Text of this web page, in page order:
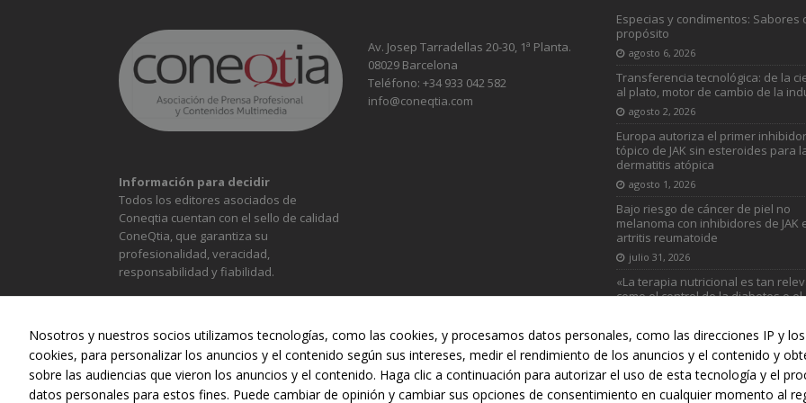
Información para decidir
Todos los editores asociados de
Coneqtia cuentan con el sello de calidad
ConeQtia, que garantiza su
profesionalidad, veracidad,
responsabilidad y fiabilidad.
Av. Josep Tarradellas 20-30, 1ª Planta.
08029 Barcelona
Teléfono: +34 933 042 582
info@coneqtia.com
Especias y condimentos: Sabores
propósito
agosto 6, 2026
Transferencia tecnológica: de la
al plato, motor de cambio de la
agosto 2, 2026
Europa autoriza el primer inhibidor
tópico de JAK sin esteroides para
dermatitis atópica
agosto 1, 2026
Bajo riesgo de cáncer de piel no
melanoma con inhibidores de JAK
artritis reumatoide
julio 31, 2026
«La terapia nutricional es tan
como el control de la diabetes o el
julio 31, 2026
ALIMENTACIÓN CONSTRUCCIÓN AUTOMOCIÓN DEPORTES DISTRIBUCIÓN
Nosotros y nuestros socios utilizamos tecnologías, como las cookies, y procesamos datos personales, como las direcciones IP y
cookies, para personalizar los anuncios y el contenido según sus intereses, medir el rendimiento de los anuncios y el contenido y
sobre las audiencias que vieron los anuncios y el contenido. Haga clic a continuación para autorizar el uso de esta tecnología y el
datos personales para estos fines. Puede cambiar de opinión y cambiar sus opciones de consentimiento en cualquier momento al